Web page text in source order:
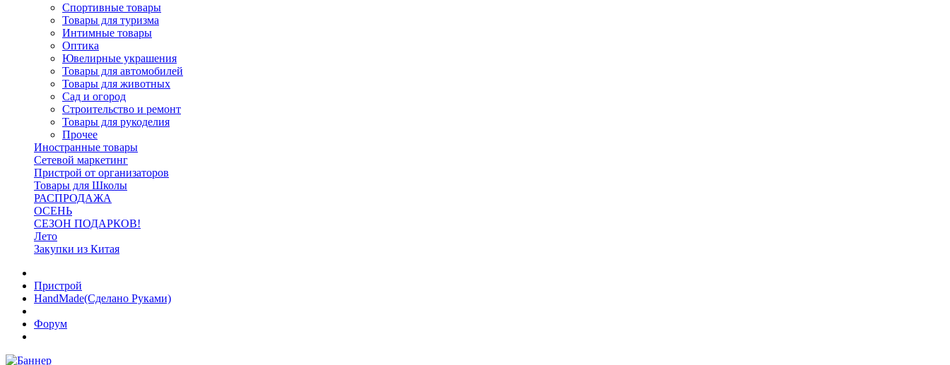
Спортивные товары
Товары для туризма
Интимные товары
Оптика
Ювелирные украшения
Товары для автомобилей
Товары для животных
Сад и огород
Строительство и ремонт
Товары для рукоделия
Прочее
Иностранные товары
Сетевой маркетинг
Пристрой от организаторов
Товары для Школы
РАСПРОДАЖА
ОСЕНЬ
СЕЗОН ПОДАРКОВ!
Лето
Закупки из Китая
Пристрой
HandMade(Сделано Руками)
Форум